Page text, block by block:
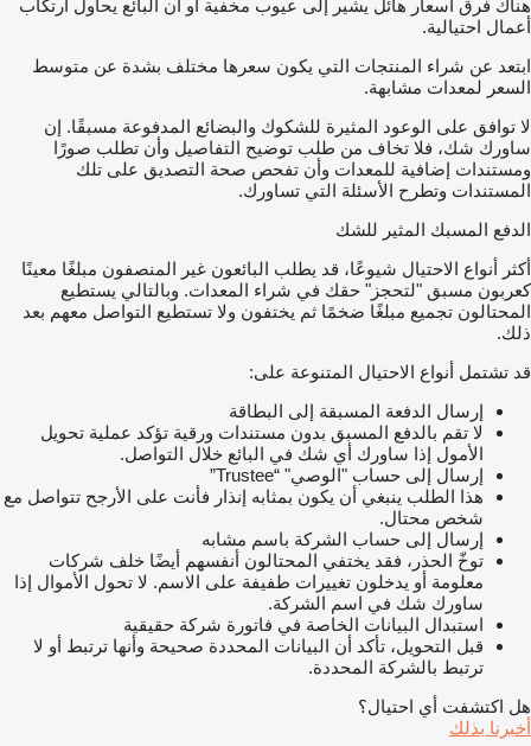
هناك فرق أسعار هائل يشير إلى عيوب مخفية أو أن البائع يحاول ارتكاب
أعمال احتيالية.
ابتعد عن شراء المنتجات التي يكون سعرها مختلف بشدة عن متوسط
السعر لمعدات مشابهة.
لا توافق على الوعود المثيرة للشكوك والبضائع المدفوعة مسبقًا. إن
ساورك شك، فلا تخاف من طلب توضيح التفاصيل وأن تطلب صورًا
ومستندات إضافية للمعدات وأن تفحص صحة التصديق على تلك
المستندات وتطرح الأسئلة التي تساورك.
الدفع المسبك المثير للشك
أكثر أنواع الاحتيال شيوعًا، قد يطلب البائعون غير المنصفون مبلغًا معينًا
كعربون مسبق "لتحجز" حقك في شراء المعدات. وبالتالي يستطيع
المحتالون تجميع مبلغًا ضخمًا ثم يختفون ولا تستطيع التواصل معهم بعد
ذلك.
قد تشتمل أنواع الاحتيال المتنوعة على:
إرسال الدفعة المسبقة إلى البطاقة
لا تقم بالدفع المسبق بدون مستندات ورقية تؤكد عملية تحويل
الأمول إذا ساورك أي شك في البائع خلال التواصل.
إرسال إلى حساب "الوصي" “Trustee”
هذا الطلب ينبغي أن يكون بمثابه إنذار فأنت على الأرجح تتواصل مع
شخص محتال.
إرسال إلى حساب الشركة باسم مشابه
توخّ الحذر، فقد يختفي المحتالون أنفسهم أيضًا خلف شركات
معلومة أو يدخلون تغييرات طفيفة على الاسم. لا تحول الأموال إذا
ساورك شك في اسم الشركة.
استبدال البيانات الخاصة في فاتورة شركة حقيقية
قبل التحويل، تأكد أن البيانات المحددة صحيحة وأنها ترتبط أو لا
ترتبط بالشركة المحددة.
هل اكتشفت أي احتيال؟
أخبرنا بذلك